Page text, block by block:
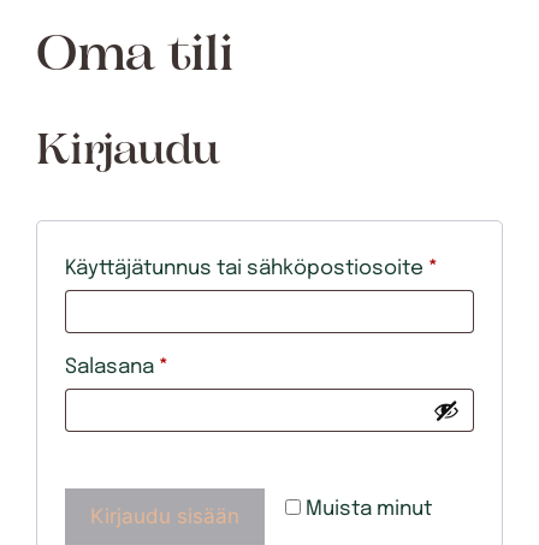
Oma tili
Kirjaudu
Käyttäjätunnus tai sähköpostiosoite *
Salasana *
Muista minut
Kirjaudu sisään